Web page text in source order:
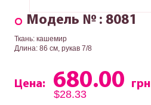
Модель № : 8081
Ткань: кашемир
Длина: 86 см, рукав 7/8
Цена: 680.00
грн
$28.33